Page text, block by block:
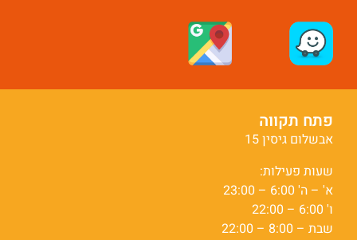
פתח תקווה
אבשלום גיסין 15
שעות פעילות:
א' – ה' 6:00 – 23:00
ו' 6:00 – 22:00
שבת – 8:00 – 22:00